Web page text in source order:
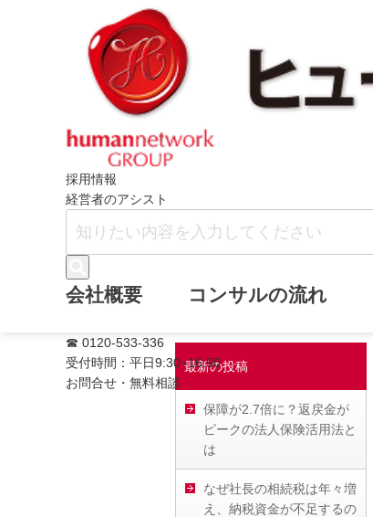
採用情報
経営者のアシスト
会社概要 コンサルの流れ
☎ 0120-533-336
受付時間：平日9:30~16:50
お問合せ・無料相談
最新の投稿
保障が2.7倍に？返戻金が
ピークの法人保険活用法と
は
なぜ社長の相続税は年々増
え、納税資金が不足するの